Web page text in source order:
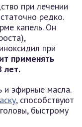
при лечении
редко.
капель. Он
при
применять
лет.
и эфирные масла.
, способствуют
быстрому